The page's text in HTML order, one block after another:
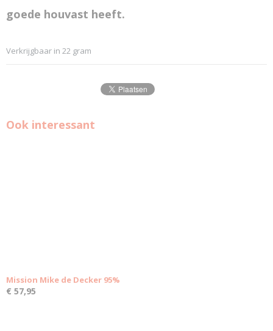
goede houvast heeft.
Verkrijgbaar in 22 gram
Ook interessant
Mission Mike de Decker 95%
€ 57,95